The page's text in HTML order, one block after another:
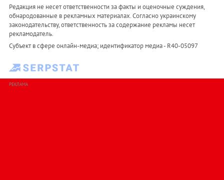
Редакция не несет ответственности за факты и оценочные суждения,
обнародованные в рекламных материалах. Согласно украинскому
законодательству, ответственность за содержание рекламы несет
рекламодатель.
Субъект в сфере онлайн-медиа; идентификатор медиа - R40-05097
РЕКЛАМА